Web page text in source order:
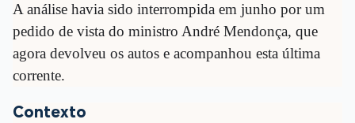
A análise havia sido interrompida em junho por um
pedido de vista do ministro André Mendonça, que
agora devolveu os autos e acompanhou esta última
corrente.
Contexto